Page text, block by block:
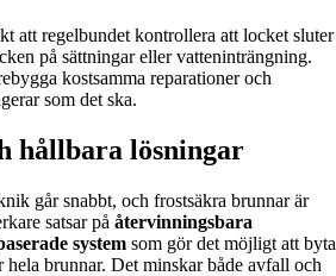
att regelbundet kontrollera att locket sluter
på sättningar eller vatteninträngning.
kostsamma reparationer och
som det ska.
hållbara lösningar
går snabbt, och frostsäkra brunnar är
satsar på återvinningsbara
system som gör det möjligt att byta
brunnar. Det minskar både avfall och